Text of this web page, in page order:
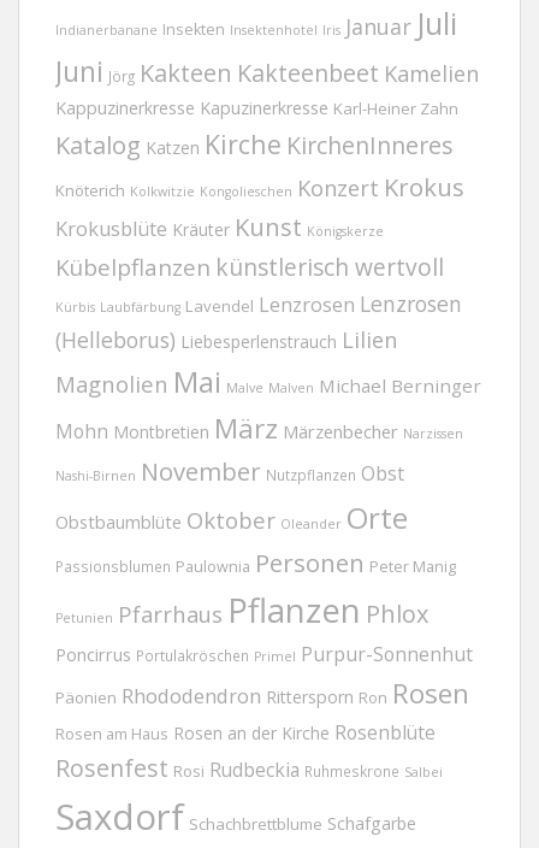
Indianerbanane Insekten Insektenhotel Iris Januar Juli
Juni Jörg Kakteen Kakteenbeet Kamelien
Kappuzinerkresse Kapuzinerkresse Karl-Heiner Zahn
Katalog Katzen Kirche KirchenInneres
Knöterich Kolkwitzie Kongolieschen Konzert Krokus
Krokusblüte Kräuter Kunst Königskerze
Kübelpflanzen künstlerisch wertvoll
Kürbis Laubfärbung Lavendel Lenzrosen Lenzrosen
(Helleborus) Liebesperlenstrauch Lilien
Magnolien Mai Malve Malven Michael Berninger
Mohn Montbretien März Märzenbecher Narzissen
Nashi-Birnen November Nutzpflanzen Obst
Obstbaumblüte Oktober Oleander Orte
Passionsblumen Paulownia Personen Peter Manig
Petunien Pfarrhaus Pflanzen Phlox
Poncirrus Portulakröschen Primel Purpur-Sonnenhut
Päonien Rhododendron Rittersporn Ron Rosen
Rosen am Haus Rosen an der Kirche Rosenblüte
Rosenfest Rosi Rudbeckia Ruhmeskrone Salbei
Saxdorf Schachbrettblume Schafgarbe